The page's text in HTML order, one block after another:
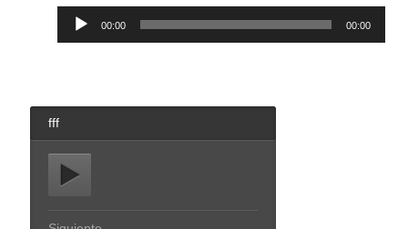
Reproductor
00:00 00:00